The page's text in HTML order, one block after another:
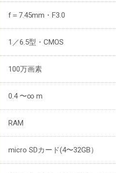
f＝7.45mm・F3.0
1／6.5型・CMOS
100万画素
0.4 〜∞ m
RAM
micro SDカード(4〜32GB）